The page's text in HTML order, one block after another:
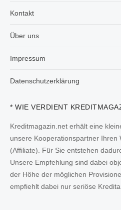
Kontakt
Über uns
Impressum
Datenschutzerklärung
* WIE VERDIENT
Kreditmagazin.net erhält eine
unsere Kooperationspartner Ihren
(Affiliate). Für Sie entstehen
Unsere Empfehlung sind dabei
der Höhe der möglichen
empfiehlt dabei nur seriöse